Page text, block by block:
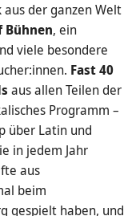
aus der ganzen Welt
Bühnen, ein
viele besondere
Fast 40
aus allen Teilen der
Programm –
über Latin und
in jedem Jahr
aus
beim
gespielt haben, und